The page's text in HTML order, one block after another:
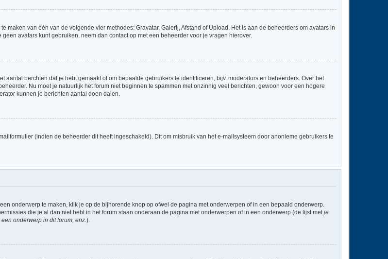
maken van één van de volgende vier methodes: Gravatar, Galerij, Afstand of Upload. Het is aan de beheerders om avatars in
avatars kunt gebruiken, neem dan contact op met een beheerder voor je vragen hierover.
berchten dat je hebt gemaakt of om bepaalde gebruikers te identificeren, bijv. moderators en beheerders. Over het
Nu moet je natuurlijk het forum niet beginnen te spammen met onzinnig veel berichten, gewoon voor een hogere
kunnen je berichten aantal doen dalen.
(indien de beheerder dit heeft ingeschakeld). Dit om misbruik van het e-mailsysteem door anonieme gebruikers te
onderwerp te maken, klik je op de bijhorende knop op ofwel de pagina met onderwerpen of in een bepaald onderwerp.
die je al dan niet hebt in het forum staan onderaan de pagina met onderwerpen of in een onderwerp (de lijst metje
onderwerp in dit forum, enz.).